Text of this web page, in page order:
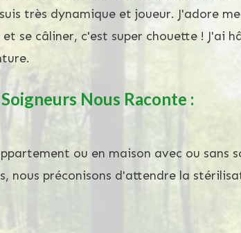
très dynamique et joueur. J'adore
se câliner, c'est super chouette ! J'ai
Soigneurs Nous Raconte :
ou en maison avec ou sans
nous préconisons d'attendre la